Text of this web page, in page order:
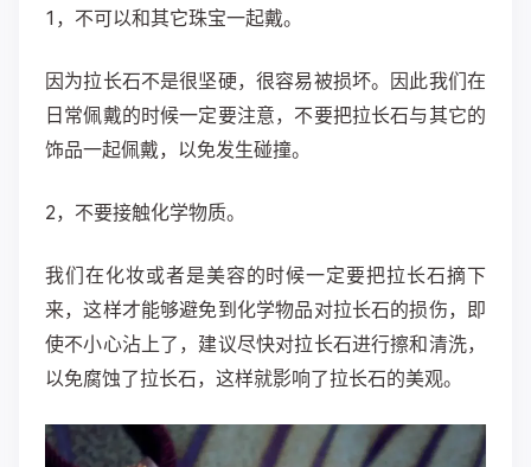
1，不可以和其它珠宝一起戴。
因为拉长石不是很坚硬，很容易被损坏。因此我们在
日常佩戴的时候一定要注意，不要把拉长石与其它的
饰品一起佩戴，以免发生碰撞。
2，不要接触化学物质。
我们在化妆或者是美容的时候一定要把拉长石摘下
来，这样才能够避免到化学物品对拉长石的损伤，即
使不小心沾上了，建议尽快对拉长石进行擦和清洗，
以免腐蚀了拉长石，这样就影响了拉长石的美观。